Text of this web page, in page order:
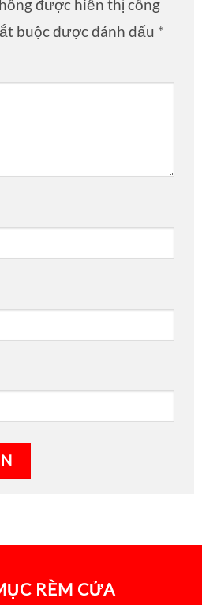
được hiển thị công
buộc được đánh dấu *
RÈM CỬA